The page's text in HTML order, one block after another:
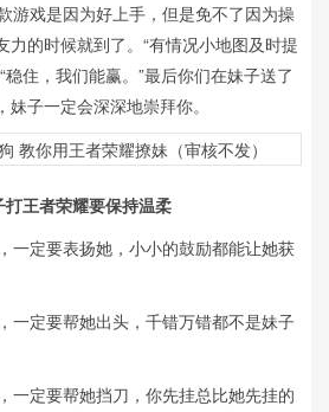
游戏是因为好上手，但是免不了因为操
力的时候就到了。“有情况小地图及时提
住，我们能赢。”最后你们在妹子送了
子一定会深深地崇拜你。
打王者荣耀要保持温柔
一定要表扬她，小小的鼓励都能让她获
一定要帮她出头，千错万错都不是妹子
一定要帮她挡刀，你先挂总比她先挂的